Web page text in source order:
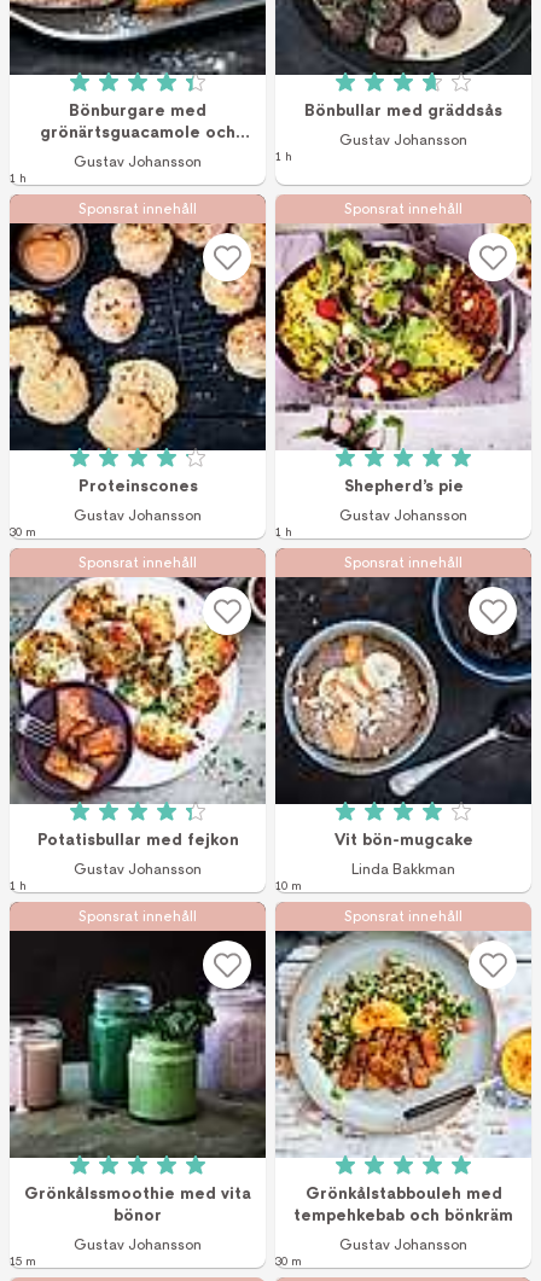
Betyg: 4.4 av 5 (15 röster)
Bönburgare med
grönärtsguacamole och
sötpotatispommes
Gustav Johansson
1 h
Betyg: 3.7 av 5
Bönbullar med gräddsås
Gustav Johansson
1 h
Sponsrat innehåll
Betyg: 4.1 av 5 (9 röster)
Proteinscones
Gustav Johansson
30 m
Sponsrat innehåll
Betyg: 5 av 5 (2
Shepherd’s pie
Gustav Johansson
1 h
Sponsrat innehåll
Betyg: 4.33 av 5 (3 röster)
Potatisbullar med fejkon
Gustav Johansson
1 h
Sponsrat innehåll
Betyg: 4 av 5 (3
Vit bön-mugcake
Linda Bakkman
10 m
Sponsrat innehåll
Betyg: 5 av 5 (1 röster)
Grönkålssmoothie med vita
bönor
Gustav Johansson
15 m
Sponsrat innehåll
Betyg: 5 av 5 (1
Grönkålstabbouleh med
tempehkebab och bönkräm
Gustav Johansson
30 m